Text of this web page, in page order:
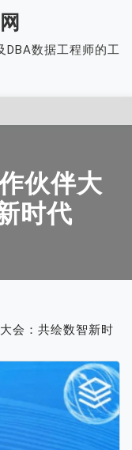
DBA数据工程师的工
伙伴大
时代
会：共绘数智新时